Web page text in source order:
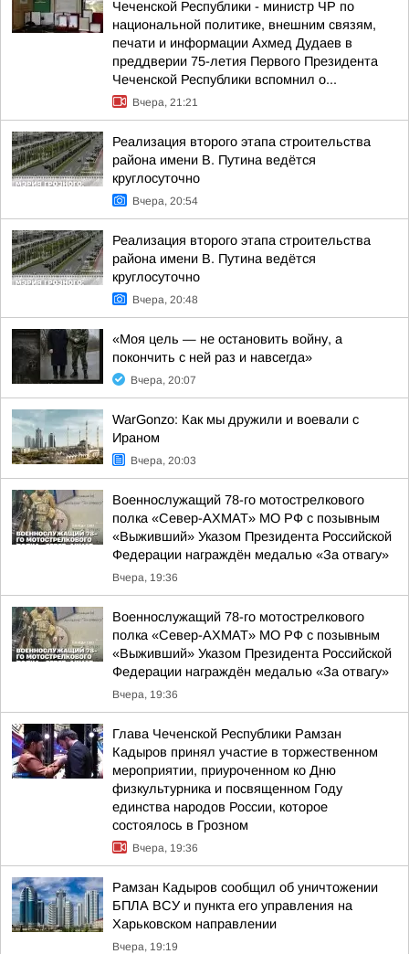
Чеченской Республики - министр ЧР по
национальной политике, внешним связям,
печати и информации Ахмед Дудаев в
преддверии 75-летия Первого Президента
Чеченской Республики вспомнил о...
Вчера, 21:21
Реализация второго этапа строительства
района имени В. Путина ведётся
круглосуточно
Вчера, 20:54
Реализация второго этапа строительства
района имени В. Путина ведётся
круглосуточно
Вчера, 20:48
«Моя цель — не остановить войну, а
покончить с ней раз и навсегда»
Вчера, 20:07
WarGonzo: Как мы дружили и воевали с
Ираном
Вчера, 20:03
Военнослужащий 78-го мотострелкового
полка «Север-АХМАТ» МО РФ с позывным
«Выживший» Указом Президента Российской
Федерации награждён медалью «За отвагу»
Вчера, 19:36
Военнослужащий 78-го мотострелкового
полка «Север-АХМАТ» МО РФ с позывным
«Выживший» Указом Президента Российской
Федерации награждён медалью «За отвагу»
Вчера, 19:36
Глава Чеченской Республики Рамзан
Кадыров принял участие в торжественном
мероприятии, приуроченном ко Дню
физкультурника и посвященном Году
единства народов России, которое
состоялось в Грозном
Вчера, 19:36
Рамзан Кадыров сообщил об уничтожении
БПЛА ВСУ и пункта его управления на
Харьковском направлении
Вчера, 19:19